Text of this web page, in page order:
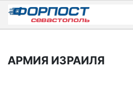
Skip
content
АРМИЯ ИЗРАИЛЯ